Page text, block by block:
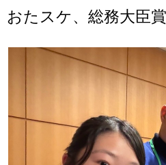
おたスケ、総務大臣